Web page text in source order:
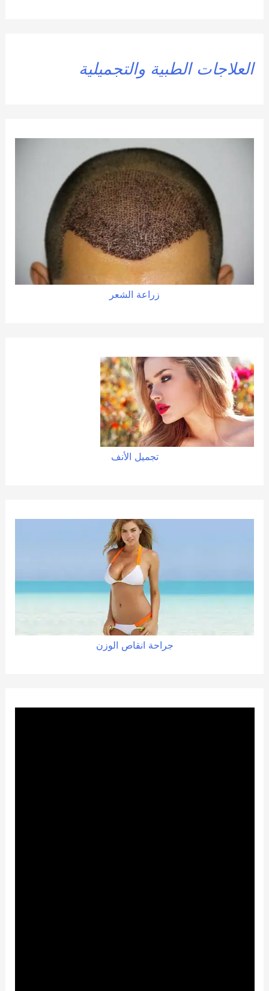
العلاجات الطبية والتجميلية
زراعة الشعر
تجميل الأنف
جراحة انقاص الوزن